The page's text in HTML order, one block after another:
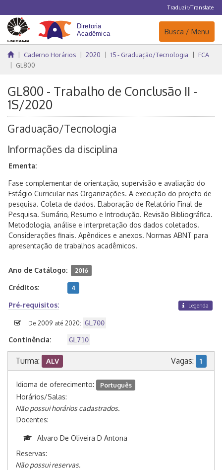
Traduzir/Translate
Navegação
Busca / Menu
Caderno Horários 2020 1S - Graduação/Tecnologia
FCA
GL800
GL800 - Trabalho de Conclusão II -
1S/2020
Graduação/Tecnologia
Informações da disciplina
Ementa:
Fase complementar de orientação, supervisão e avaliação do
Estágio Curricular nas Organizações. A execução do projeto de
pesquisa. Coleta de dados. Elaboração de Relatório Final de
Pesquisa. Sumário, Resumo e Introdução. Revisão Bibliográfica.
Metodologia, análise e interpretação dos dados coletados.
Considerações finais. Apêndices e anexos. Normas ABNT para
apresentação de trabalhos acadêmicos.
Ano de Catálogo: 2016
Créditos: 4
Pré-requisitos: Legenda
De 2009 até 2020: GL700
Continência: GL710
Turma: ALV Vagas: 1
Idioma de oferecimento: Português
Horários/Salas:
Não possui horários cadastrados.
Docentes:
Alvaro De Oliveira D Antona
Reservas:
Não possui reservas.